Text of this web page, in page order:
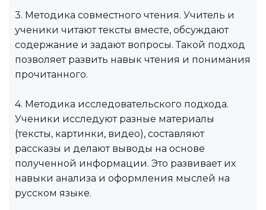
3. Методика совместного чтения. Учитель и
ученики читают тексты вместе, обсуждают
содержание и задают вопросы. Такой подход
позволяет развить навык чтения и понимания
прочитанного.
4. Методика исследовательского подхода.
Ученики исследуют разные материалы
(тексты, картинки, видео), составляют
рассказы и делают выводы на основе
полученной информации. Это развивает их
навыки анализа и оформления мыслей на
русском языке.